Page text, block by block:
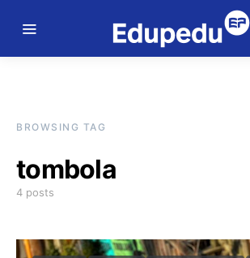
BROWSING TAG
tombola
4 posts